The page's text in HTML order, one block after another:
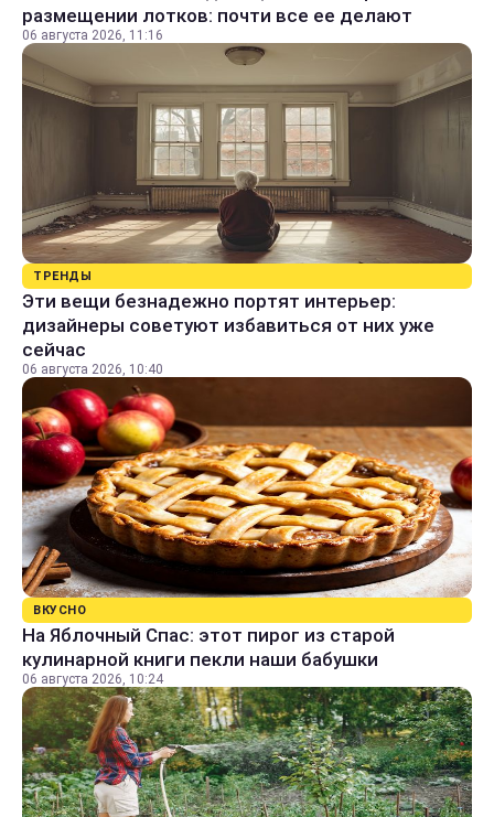
размещении лотков: почти все ее делают
06 августа 2026, 11:16
ТРЕНДЫ
Эти вещи безнадежно портят интерьер:
дизайнеры советуют избавиться от них уже
сейчас
06 августа 2026, 10:40
ВКУСНО
На Яблочный Спас: этот пирог из старой
кулинарной книги пекли наши бабушки
06 августа 2026, 10:24